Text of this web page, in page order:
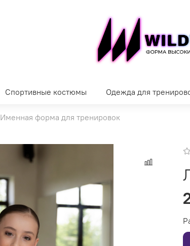
Спортивные костюмы Одежда для
Именная форма для тренировок